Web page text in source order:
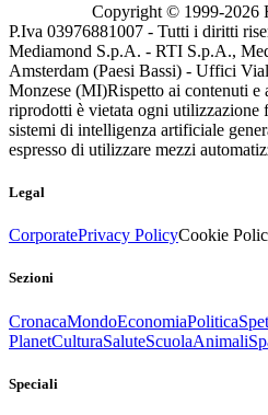
Copyright © 1999-2026
P.Iva 03976881007 - Tutti i diritti
Mediamond S.p.A. - RTI S.p.A.,
Amsterdam (Paesi Bassi) - Uffici
Monzese (MI)Rispetto ai contenuti e
riprodotti è vietata ogni utilizzazione
sistemi di intelligenza artificiale
espresso di utilizzare mezzi
Legal
CorporatePrivacy PolicyCookie
Sezioni
CronacaMondoEconomiaPolitica
PlanetCulturaSaluteScuolaAnimali
Speciali